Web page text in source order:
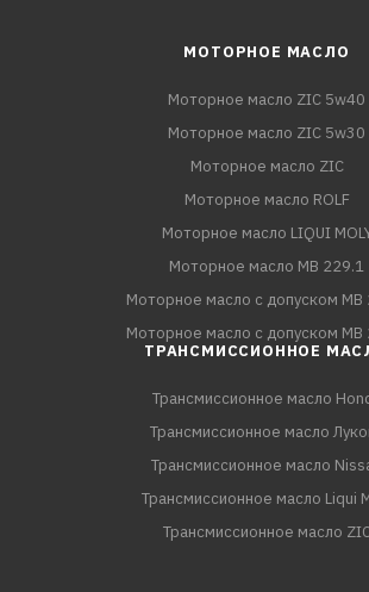
МОТОРНОЕ МАСЛО
Моторное масло ZIC 5w40
Моторное масло ZIC 5w30
Моторное масло ZIC
Моторное масло ROLF
Моторное масло LIQUI
Моторное масло MB 229.1
Моторное масло с допуском MB
Моторное масло с допуском MB
ТРАНСМИССИОННОЕ
Трансмиссионное масло
Трансмиссионное масло
Трансмиссионное масло
Трансмиссионное масло Liqui
Трансмиссионное масло